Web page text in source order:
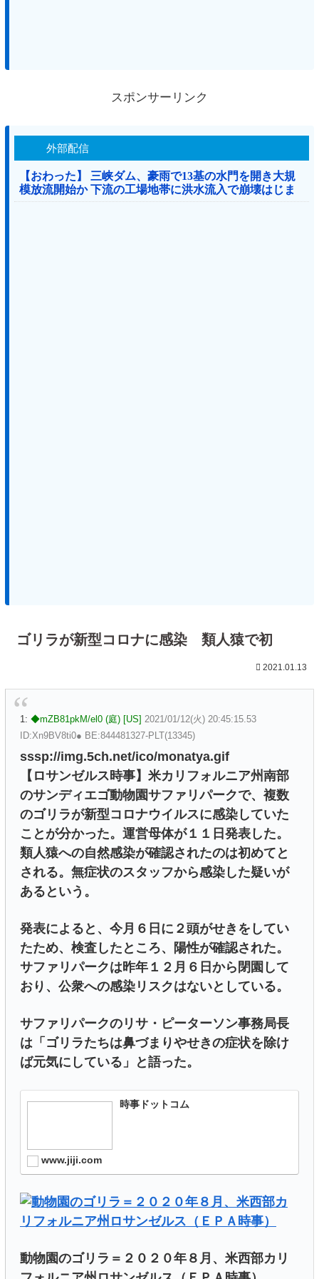
スポンサーリンク
外部配信
【おわった】 三峡ダム、豪雨で13基の水門を開き大規
模放流開始か 下流の工場地帯に洪水流入で崩壊はじま
る
ゴリラが新型コロナに感染 類人猿で初
2021.01.13
1: ◆mZB81pkM/el0 (庭) [US] 2021/01/12(火) 20:45:15.53
ID:Xn9BV8ti0● BE:844481327-PLT(13345)
sssp://img.5ch.net/ico/monatya.gif
【ロサンゼルス時事】米カリフォルニア州南部
のサンディエゴ動物園サファリパークで、複数
のゴリラが新型コロナウイルスに感染していた
ことが分かった。運営母体が１１日発表した。
類人猿への自然感染が確認されたのは初めてと
される。無症状のスタッフから感染した疑いが
あるという。
発表によると、今月６日に２頭がせきをしてい
たため、検査したところ、陽性が確認された。
サファリパークは昨年１２月６日から閉園して
おり、公衆への感染リスクはないとしている。
サファリパークのリサ・ピーターソン事務局長
は「ゴリラたちは鼻づまりやせきの症状を除け
ば元気にしている」と語った。
時事ドットコム
www.jiji.com
動物園のゴリラ＝２０２０年８月、米西部カリ